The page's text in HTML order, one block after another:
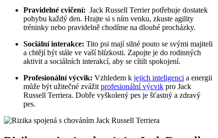
Pravidelné cvičení: ‌ Jack Russell Terrier potřebuje⁣ dostatek⁣
pohybu každý den. Hrajte si⁣ s ním venku, zkuste agility
tréninky nebo pravidelně chodíme na dlouhé procházky.
Sociální interakce: Tito psi ⁣mají silné⁢ pouto se svými majiteli
a chtějí být stále ve vaší blízkosti. ⁢Zapojte je do rodinných
aktivit a sociálních‌ interakcí, aby se cítili spokojení.
Profesionální výcvik: Vzhledem k jejich inteligenci a⁢ energii
může být užitečné zvážit profesionální výcvik ⁣pro Jack
Russell Terriera. Dobře vyškolený pes je​ šťastný a zdravý
pes.